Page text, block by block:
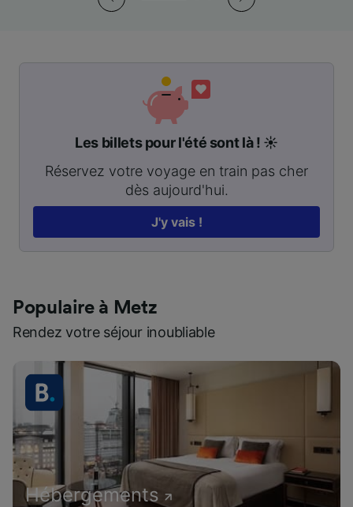
Les billets pour l'été sont là ! ☀️
Réservez votre voyage en train pas cher
dès aujourd'hui.
J'y vais !
Populaire à Metz
Rendez votre séjour inoubliable
Hébergements